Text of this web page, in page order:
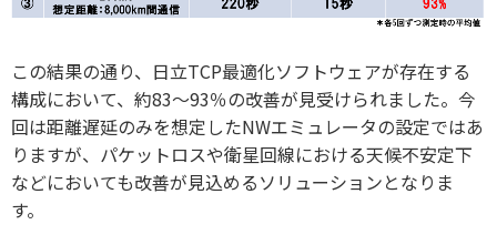
この結果の通り、日立TCP最適化ソフトウェアが存在する
構成において、約83～93％の改善が見受けられました。今
回は距離遅延のみを想定したNWエミュレータの設定ではあ
りますが、パケットロスや衛星回線における天候不安定下
などにおいても改善が見込めるソリューションとなりま
す。